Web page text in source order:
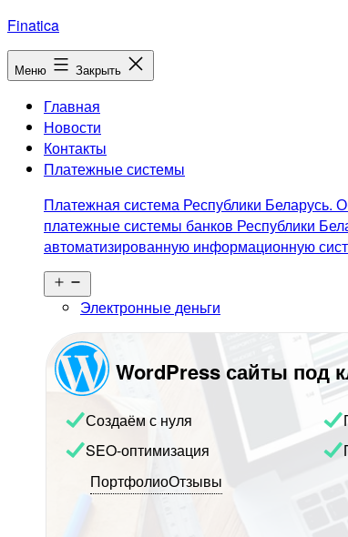
Перейти
к
содержимому
Finatica
Меню Закрыть
Главная
Новости
Контакты
Платежные системы
Платежная система Республики Беларусь.
платежные системы банков Республики
автоматизированную информационную
меню
Электронные деньги
WordPress сайты под
Создаём с нуля
SEO-оптимизация
ПортфолиоОтзывы